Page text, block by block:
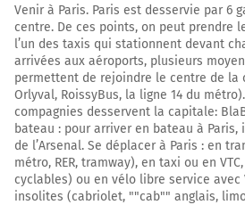
E17
PARIS
REIMS
LILLE LESQUIN
Continuer E17 (Autoroute
kilomètres
E17 A1
51 km
Venir à Paris. Paris est desservie par 6
centre. De ces points, on peut prendre
l’un des taxis qui stationnent devant
arrivées aux aéroports, plusieurs
permettent de rejoindre le centre de la
Orlyval, RoissyBus, la ligne 14 du
compagnies desservent la capitale:
bateau : pour arriver en bateau à
de l’Arsenal. Se déplacer à Paris : en
métro, RER, tramway), en taxi ou en
cyclables) ou en vélo libre service avec
insolites (cabriolet, ""cab"" anglais,